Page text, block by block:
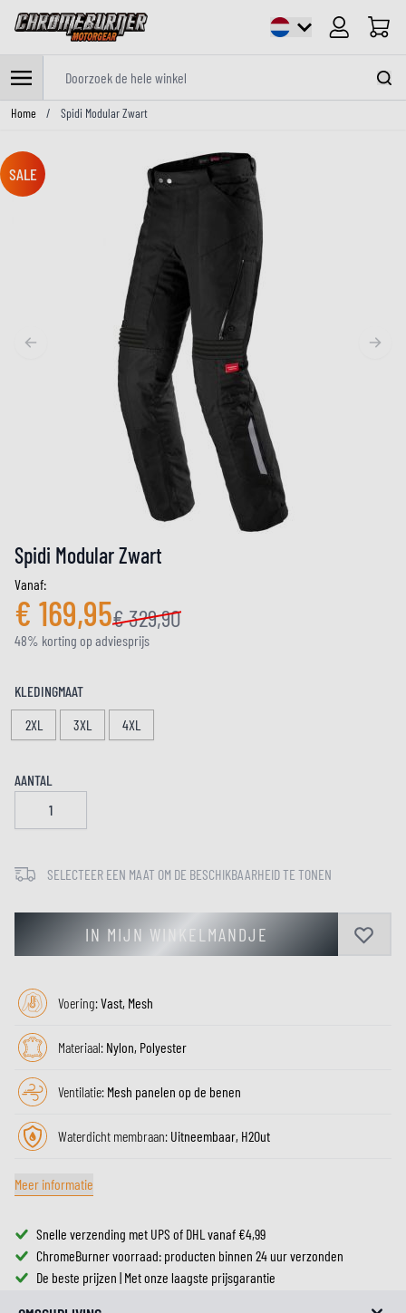
Cart
Ga naar de inhoud
Home / Spidi Modular Zwart
SALE
Spidi Modular Zwart
Vanaf:
€ 169,95€ 329,90
48% korting op adviesprijs
KLEDINGMAAT
2XL
3XL 4XL
AANTAL
SELECTEER EEN MAAT OM DE BESCHIKBAARHEID TE TONEN
IN MIJN WINKELMANDJE
Voering:Vast, Mesh
Materiaal: Nylon, Polyester
Ventilatie: Mesh panelen op de benen
Waterdicht membraan: Uitneembaar, H2Out
Meer informatie
Snelle verzending met UPS of DHL vanaf €4,99
ChromeBurner voorraad: producten binnen 24 uur verzonden
De beste prijzen | Met onze laagste prijsgarantie